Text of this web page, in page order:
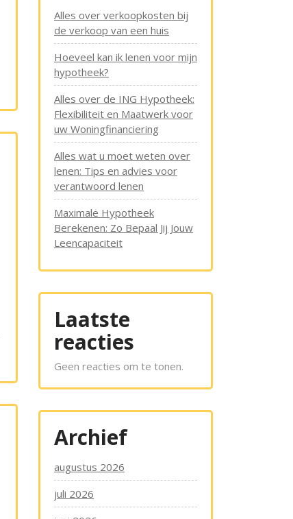
Alles over verkoopkosten bij
de verkoop van een huis
Hoeveel kan ik lenen voor mijn
hypotheek?
Alles over de ING Hypotheek:
Flexibiliteit en Maatwerk voor
uw Woningfinanciering
Alles wat u moet weten over
lenen: Tips en advies voor
verantwoord lenen
Maximale Hypotheek
Berekenen: Zo Bepaal Jij Jouw
Leencapaciteit
Laatste
reacties
Geen reacties om te tonen.
Archief
augustus 2026
juli 2026